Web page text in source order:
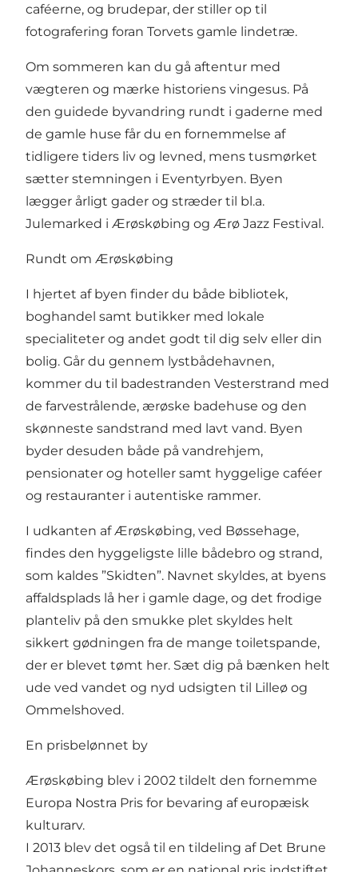
caféerne, og brudepar, der stiller op til
fotografering foran Torvets gamle lindetræ.
Om sommeren kan du gå aftentur med
vægteren og mærke historiens vingesus. På
den guidede byvandring rundt i gaderne med
de gamle huse får du en fornemmelse af
tidligere tiders liv og levned, mens tusmørket
sætter stemningen i Eventyrbyen. Byen
lægger årligt gader og stræder til bl.a.
Julemarked i Ærøskøbing og Ærø Jazz Festival.
Rundt om Ærøskøbing
I hjertet af byen finder du både bibliotek,
boghandel samt butikker med lokale
specialiteter og andet godt til dig selv eller din
bolig. Går du gennem lystbådehavnen,
kommer du til badestranden Vesterstrand med
de farvestrålende, ærøske badehuse og den
skønneste sandstrand med lavt vand. Byen
byder desuden både på vandrehjem,
pensionater og hoteller samt hyggelige caféer
og restauranter i autentiske rammer.
I udkanten af Ærøskøbing, ved Bøssehage,
findes den hyggeligste lille bådebro og strand,
som kaldes ”Skidten”. Navnet skyldes, at byens
affaldsplads lå her i gamle dage, og det frodige
planteliv på den smukke plet skyldes helt
sikkert gødningen fra de mange toiletspande,
der er blevet tømt her. Sæt dig på bænken helt
ude ved vandet og nyd udsigten til Lilleø og
Ommelshoved.
En prisbelønnet by
Ærøskøbing blev i 2002 tildelt den fornemme
Europa Nostra Pris for bevaring af europæisk
kulturarv.
I 2013 blev det også til en tildeling af Det Brune